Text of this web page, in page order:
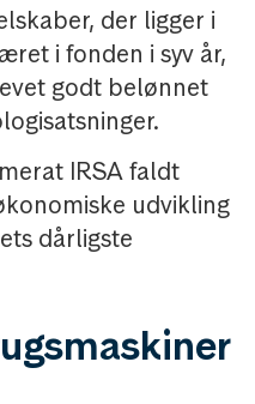
der ligger i
i fonden i syv år,
godt belønnet
IRSA faldt
udvikling
dårligste